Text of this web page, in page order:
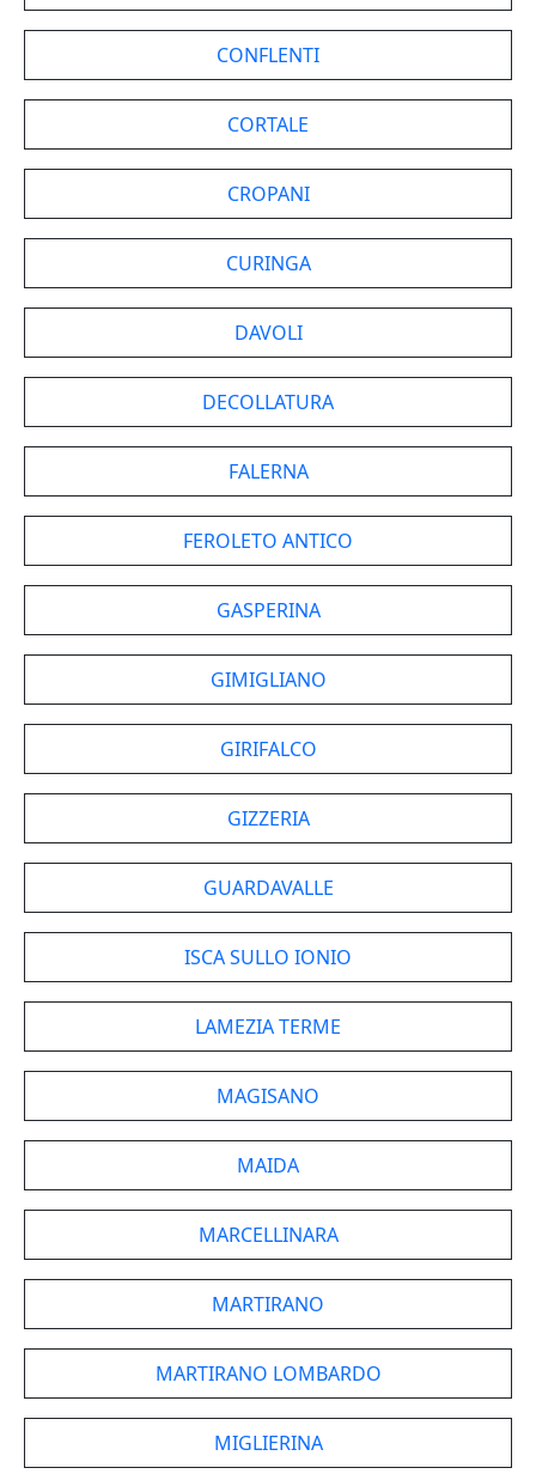
CONFLENTI
CORTALE
CROPANI
CURINGA
DAVOLI
DECOLLATURA
FALERNA
FEROLETO ANTICO
GASPERINA
GIMIGLIANO
GIRIFALCO
GIZZERIA
GUARDAVALLE
ISCA SULLO IONIO
LAMEZIA TERME
MAGISANO
MAIDA
MARCELLINARA
MARTIRANO
MARTIRANO LOMBARDO
MIGLIERINA